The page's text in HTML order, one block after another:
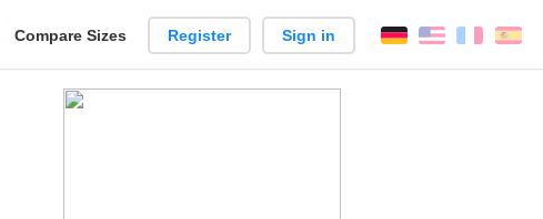
Create
Compare Sizes Register Sign in English